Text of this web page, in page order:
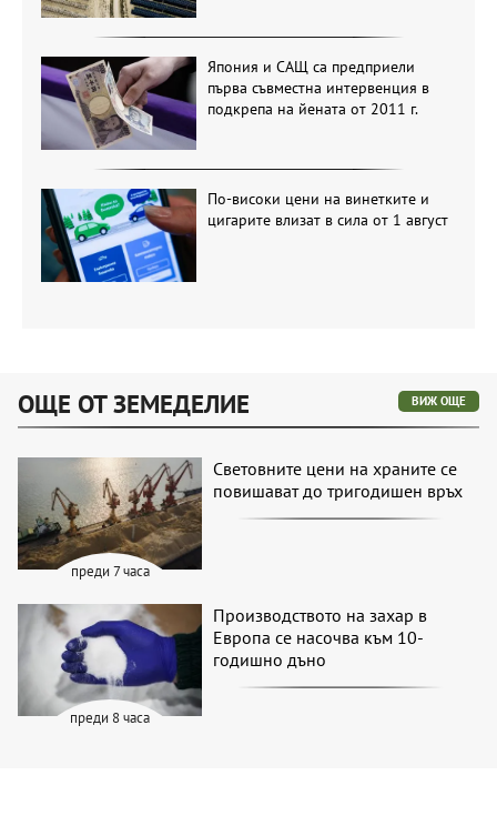
Япония и САЩ са предприели
първа съвместна интервенция в
подкрепа на йената от 2011 г.
По-високи цени на винетките и
цигарите влизат в сила от 1 август
ОЩЕ ОТ ЗЕМЕДЕЛИЕ ВИЖ ОЩЕ
преди 7 часа
Световните цени на храните се
повишават до тригодишен връх
преди 8 часа
Производството на захар в
Европа се насочва към 10-
годишно дъно